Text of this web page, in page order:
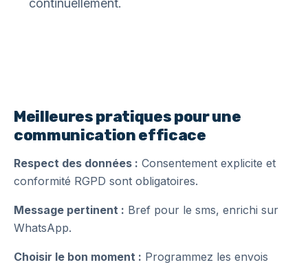
continuellement.
Meilleures pratiques pour une
communication efficace
Respect des données : Consentement explicite et
conformité RGPD sont obligatoires.
Message pertinent : Bref pour le sms, enrichi sur
WhatsApp.
Choisir le bon moment : Programmez les envois